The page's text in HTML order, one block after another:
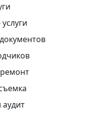
аудит